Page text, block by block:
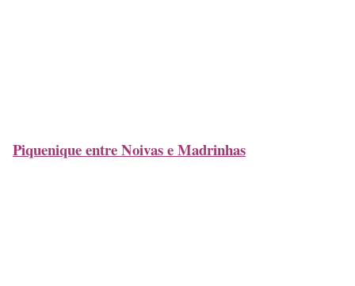
Piquenique entre Noivas e Madrinhas